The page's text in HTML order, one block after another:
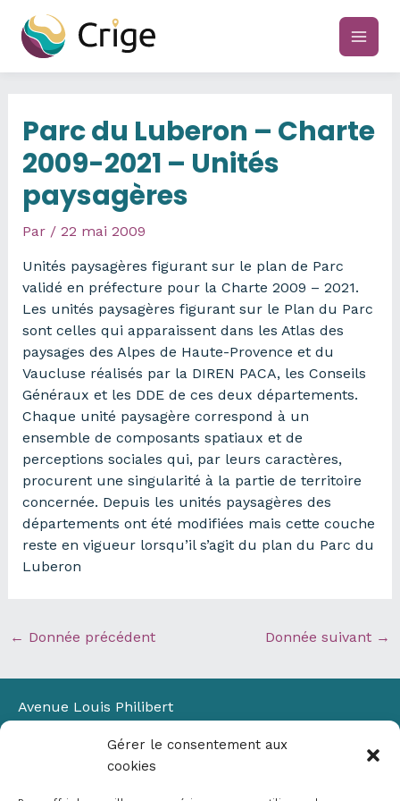
Gérer le consentement aux
cookies
contenu
main
Parc du Luberon – Charte
2009-2021 – Unités
paysagères
Par / 22 mai 2009
Unités paysagères figurant sur le plan de Parc
validé en préfecture pour la Charte 2009 – 2021.
Les unités paysagères figurant sur le Plan du Parc
sont celles qui apparaissent dans les Atlas des
paysages des Alpes de Haute-Provence et du
Vaucluse réalisés par la DIREN PACA, les Conseils
Généraux et les DDE de ces deux départements.
Chaque unité paysagère correspond à un
ensemble de composants spatiaux et de
perceptions sociales qui, par leurs caractères,
procurent une singularité à la partie de territoire
concernée. Depuis les unités paysagères des
départements ont été modifiées mais cette couche
reste en vigueur lorsqu’il s’agit du plan du Parc du
Luberon
← Donnée précédent Donnée suivant →
Avenue Louis Philibert
Bâtiment Laennec
13100 Aix-en-Provence